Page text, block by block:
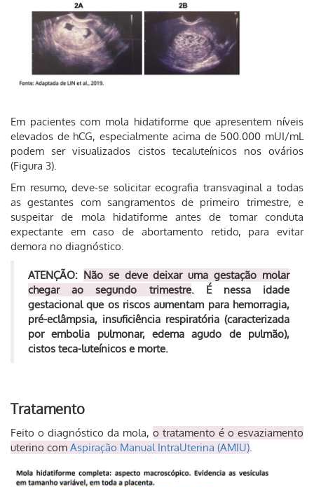
Em pacientes com mola hidatiforme que apresentem níveis
elevados de hCG, especialmente acima de 500.000 mUI/mL
podem ser visualizados cistos tecaluteínicos nos ovários
(Figura 3).
Em resumo, deve-se solicitar ecografia transvaginal a todas
as gestantes com sangramentos de primeiro trimestre, e
suspeitar de mola hidatiforme antes de tomar conduta
expectante em caso de abortamento retido, para evitar
demora no diagnóstico.
ATENÇÃO: Não se deve deixar uma gestação molar
chegar ao segundo trimestre. É nessa idade
gestacional que os riscos aumentam para hemorragia,
pré-eclâmpsia, insuficiência respiratória (caracterizada
por embolia pulmonar, edema agudo de pulmão),
cistos teca-luteínicos e morte.
Tratamento
Feito o diagnóstico da mola, o tratamento é o esvaziamento
uterino com Aspiração Manual IntraUterina (AMIU)